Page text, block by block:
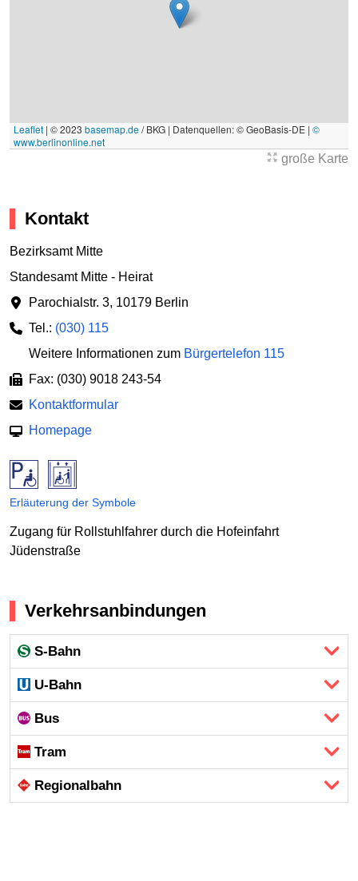
Leaflet | © 2023 basemap.de/ BKG | Datenquellen: © GeoBasis-DE | ©
www.berlinonline.net
große Karte
Kontakt
Bezirksamt Mitte
Standesamt Mitte - Heirat
Parochialstr. 3, 10179 Berlin
Tel.: (030) 115
Weitere Informationen zum Bürgertelefon 115
Fax: (030) 9018 243-54
Kontaktformular
Homepage
Erläuterung der Symbole
Zugang für Rollstuhlfahrer durch die Hofeinfahrt
Jüdenstraße
Verkehrsanbindungen
S-Bahn
U-Bahn
Bus
Tram
Regional­bahn